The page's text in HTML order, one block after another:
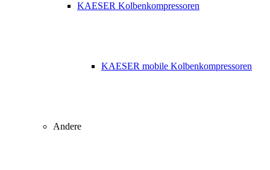
KAESER Kolbenkompressoren
KAESER mobile Kolbenkompressoren
Andere